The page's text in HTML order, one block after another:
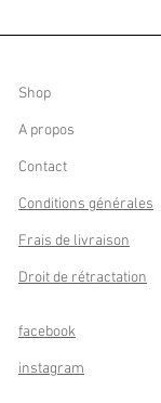
Shop
A propos
Contact
Conditions générales
Frais de livraison
Droit de rétractation
facebook
instagram